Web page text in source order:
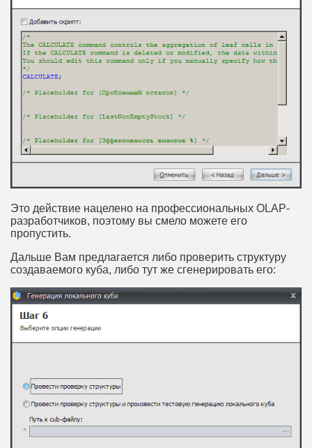
Это действие нацелено на профессиональных OLAP-
разработчиков, поэтому вы смело можете его
пропустить.
Дальше Вам предлагается либо проверить структуру
создаваемого куба, либо тут же сгенерировать его: